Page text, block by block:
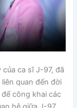
ca sĩ J-97, đã
quan đến đời
công khai các